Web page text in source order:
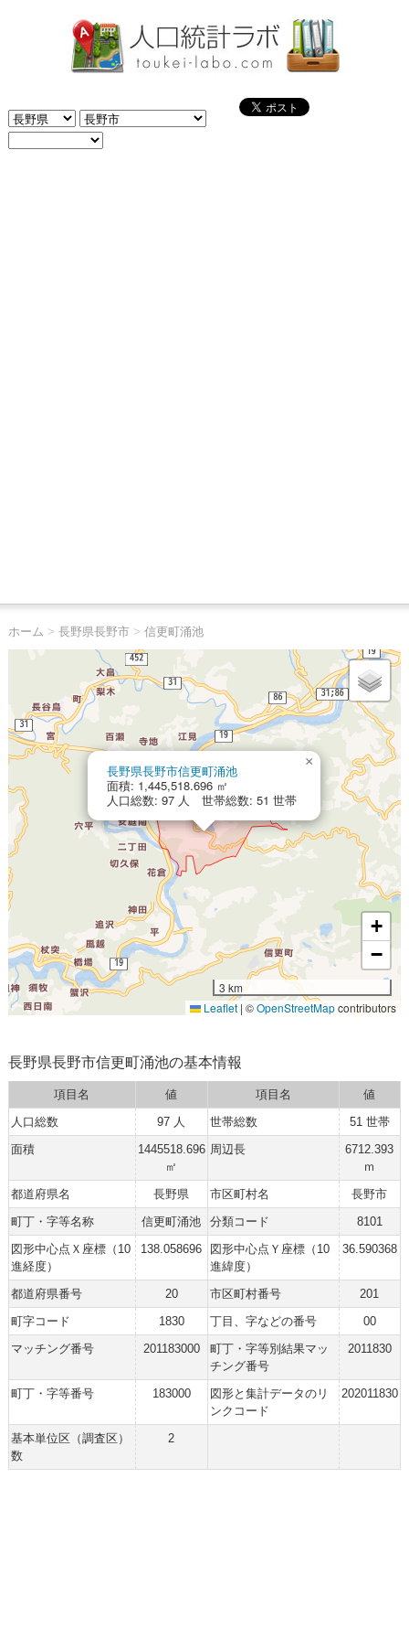
ホーム > 長野県長野市> 信更町涌池
長野県長野市信更町涌池
面積: 1,445,518.696 ㎡
人口総数: 97 人 世帯総数: 51 世帯
×
+
−
3 km
Leaflet | ©OpenStreetMapcontributors
長野県長野市信更町涌池の基本情報
項目名 値 項目名
値
人口総数
97 人 世帯総数
51 世帯
面積
1445518.696
㎡
周辺長
6712.393
ｍ
都道府県名
長野県 市区町村名
長野市
町丁・字等名称
信更町涌池 分類コード
8101
図形中心点Ｘ座標（10
進経度）
138.058696
図形中心点Ｙ座標（10
進緯度）
36.590368
都道府県番号 20 市区町村番号
201
町字コード
1830 丁目、字などの番号
00
マッチング番号
201183000
町丁・字等別結果マッ
チング番号
2011830
町丁・字等番号 183000
図形と集計データのリ
ンクコード
202011830
基本単位区（調査区）
数
2